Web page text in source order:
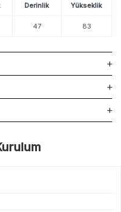
Derinlik Yükseklik
47 83